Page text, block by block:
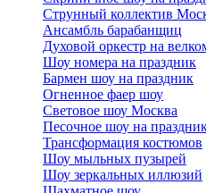
Струнный коллектив
Ансамбль барабанщиц
Духовой оркестр на
Шоу номера на праздник
Бармен шоу на праздник
Огненное фаер шоу
Световое шоу Москва
Песочное шоу на
Трансформация костюмов
Шоу мыльных пузырей
Шоу зеркальных иллюзий